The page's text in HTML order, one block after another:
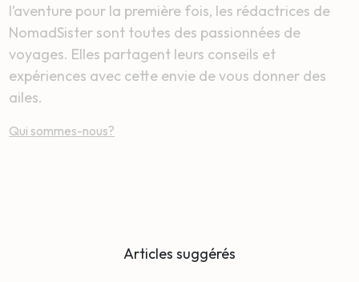
l’aventure pour la première fois, les rédactrices de
NomadSister sont toutes des passionnées de
voyages. Elles partagent leurs conseils et
expériences avec cette envie de vous donner des
ailes.
Qui sommes-nous?
Articles suggérés